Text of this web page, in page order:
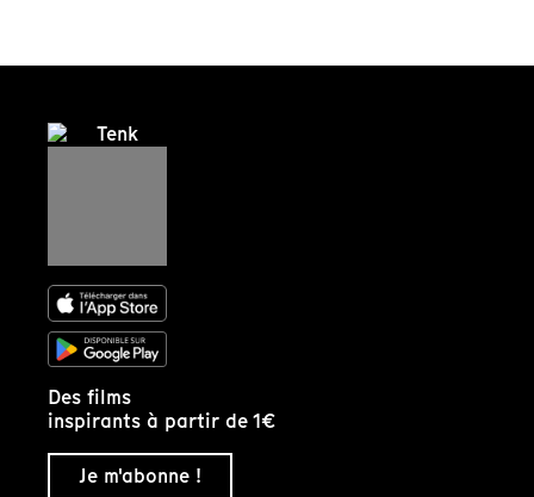
Des films
inspirants à partir de 1€
Je m'abonne !